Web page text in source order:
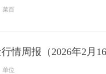
菜百
情周报（2026年2月
单位